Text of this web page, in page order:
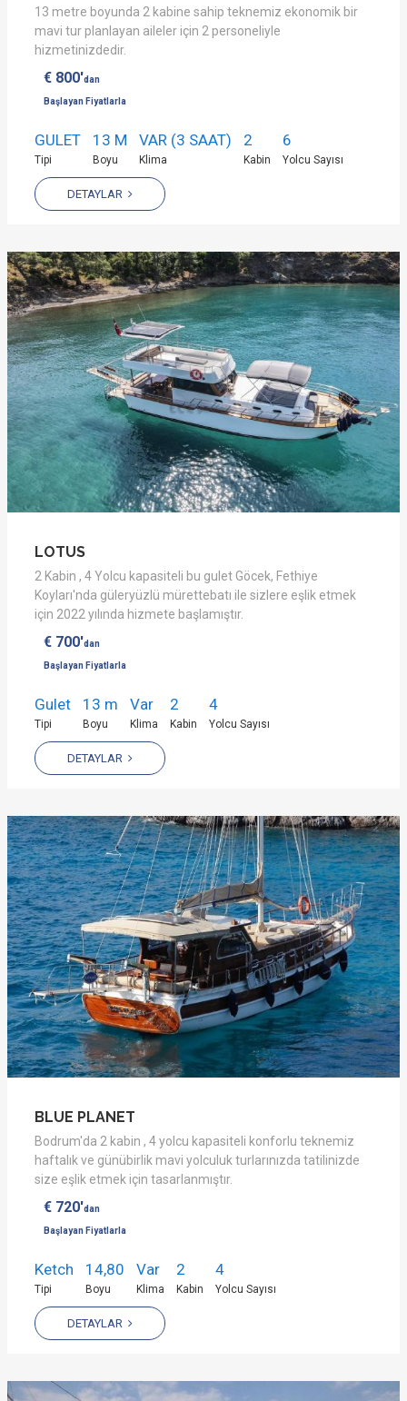
13 metre boyunda 2 kabine sahip teknemiz ekonomik bir
mavi tur planlayan aileler için 2 personeliyle
hizmetinizdedir.
€ 800'dan
Başlayan Fiyatlarla
GULET
Tipi
13 M
Boyu
VAR (3 SAAT)
Klima
2
Kabin
6
Yolcu Sayısı
DETAYLAR
LOTUS
2 Kabin , 4 Yolcu kapasiteli bu gulet Göcek, Fethiye
Koyları'nda güleryüzlü mürettebatı ile sizlere eşlik etmek
için 2022 yılında hizmete başlamıştır.
€ 700'dan
Başlayan Fiyatlarla
Gulet
Tipi
13 m
Boyu
Var
Klima
2
Kabin
4
Yolcu Sayısı
DETAYLAR
BLUE PLANET
Bodrum'da 2 kabin , 4 yolcu kapasiteli konforlu teknemiz
haftalık ve günübirlik mavi yolculuk turlarınızda tatilinizde
size eşlik etmek için tasarlanmıştır.
€ 720'dan
Başlayan Fiyatlarla
Ketch
Tipi
14,80
Boyu
Var
Klima
2
Kabin
4
Yolcu Sayısı
DETAYLAR